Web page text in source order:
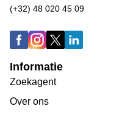
(+32) 48 020 45 09
Informatie
Zoekagent
Over ons